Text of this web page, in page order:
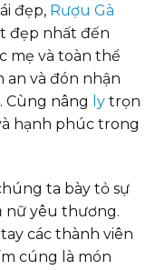
đẹp, Rượu Gà
đẹp nhất đến
mẹ và toàn thể
và đón nhận
Cùng nâng ly trọn
hạnh phúc trong
ta bày tỏ sự
nữ yêu thương.
các thành viên
cúng là món